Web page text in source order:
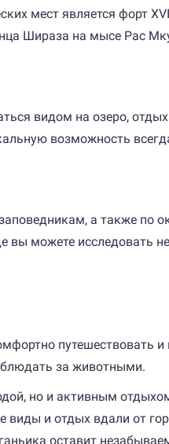
мест является форт
Шираза на мысе Рас
видом на озеро,
возможность
а также по
можете исследовать
путешествовать
за животными.
но и активным
и отдых вдали от
оставит